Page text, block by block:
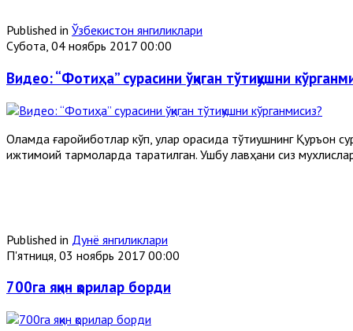
Published in Ўзбекистон янгиликлари
Субота, 04 ноябрь 2017 00:00
Видео: “Фотиҳа” сурасини ўқиган тўтиқушни
Оламда ғаройиботлар кўп, улар орасида тўтиқушнинг Қуръон
ижтимоий тармоқларда тарқатилган. Ушбу лавҳани сиз
Published in Дунё янгиликлари
П'ятниця, 03 ноябрь 2017 00:00
700га яқин қорилар борди